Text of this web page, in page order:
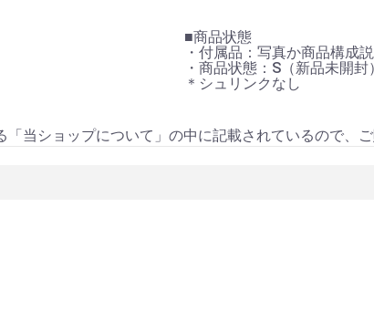
■商品状態
・付属品：写真か商品構成
・商品状態：S（新品未開封）
＊シュリンクなし
当ショップについて」の中に記載されているので、